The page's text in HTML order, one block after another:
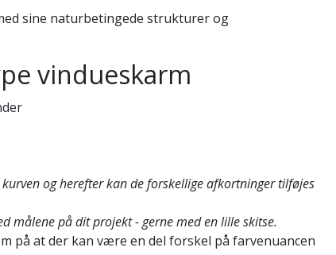
sine naturbetingede strukturer og
vindueskarm
og herefter kan de forskellige afkortninger tilføjes
målene på dit projekt - gerne med en lille skitse.
på at der kan være en del forskel på farvenuancen